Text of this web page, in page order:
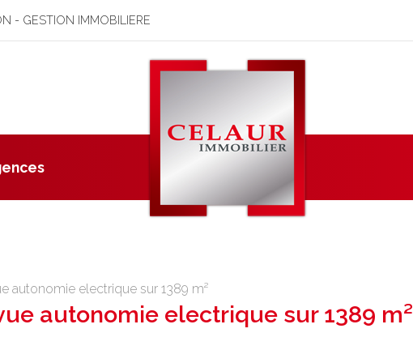
- GESTION IMMOBILIERE
autonomie electrique sur 1389 m²
autonomie electrique sur 1389 m²